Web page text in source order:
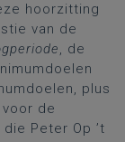
hoorzitting
van de
, de
plus
de
Peter Op ’t